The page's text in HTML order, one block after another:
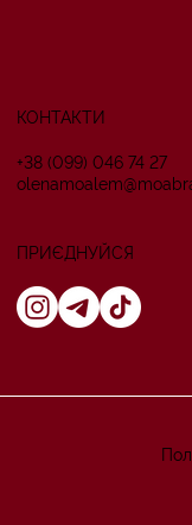
КОНТАКТИ
+38 (099) 046 74 27
ПРИЄДНУЙСЯ